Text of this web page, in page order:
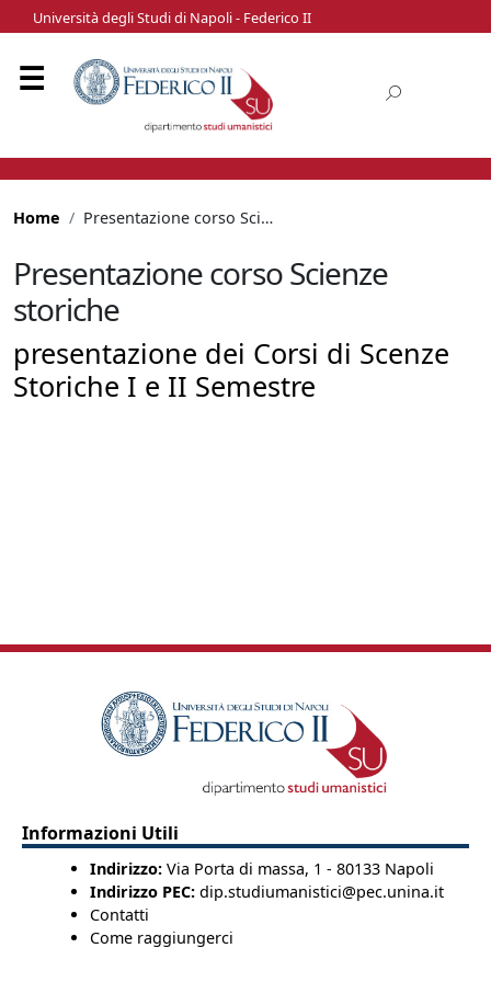
Università degli Studi di Napoli - Federico II
Home Presentazione corso Scienze storiche
Presentazione corso Scienze
storiche
presentazione dei Corsi di Scenze
Storiche I e II Semestre
Informazioni Utili
Indirizzo: Via Porta di massa, 1 - 80133 Napoli
Indirizzo PEC: dip.studiumanistici@pec.unina.it
Contatti
Come raggiungerci